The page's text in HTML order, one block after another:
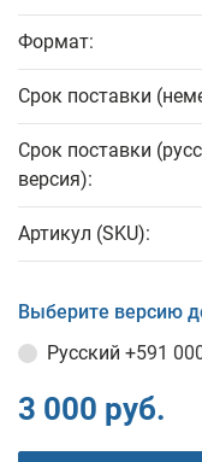
Формат:
Срок поставки
Срок поставки
версия):
Артикул (SKU):
Выберите версию
Русский +591
3 000 руб.